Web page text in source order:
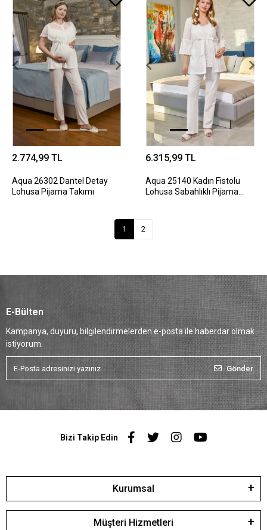
2.774,99 TL
Aqua 26302 Dantel Detay
Lohusa Pijama Takımı
6.315,99 TL
Aqua 25140 Kadın Fistolu
Lohusa Sabahlıklı Pijama
1 2
E-Bülten
Kampanya, duyuru, bilgilendirmelerden e-posta ile haberdar olmak
istiyorum.
Gönder
Bizi Takip Edin
Kurumsal
Müşteri Hizmetleri